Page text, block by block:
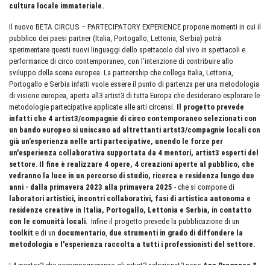
cultura locale immateriale.
Il nuovo BETA CIRCUS – PARTECIPATORY EXPERIENCE propone momenti in cui il
pubblico dei paesi partner (Italia, Portogallo, Lettonia, Serbia) potrà
sperimentare questi nuovi linguaggi dello spettacolo dal vivo in spettacoli e
performance di circo contemporaneo, con l’intenzione di contribuire allo
sviluppo della scena europea. La partnership che collega Italia, Lettonia,
Portogallo e Serbia infatti vuole essere il punto di partenza per una metodologia
di visione europea, aperta all3 artist3 di tutta Europa che desiderano esplorare le
metodologie partecipative applicate alle arti circensi. Il progetto prevede
infatti che 4 artist3/compagnie di circo contemporaneo selezionati con
un bando europeo si uniscano ad altrettanti artst3/compagnie locali con
già un’esperienza nelle arti partecipative, unendo le forze per
un'esperienza collaborativa supportata da 4 mentori, artist3 esperti del
settore. Il fine è realizzare 4 opere, 4 creazioni aperte al pubblico, che
vedranno la luce in un percorso di studio, ricerca e residenza lungo due
anni - dalla primavera 2023 alla primavera 2025 - che si compone di
laboratori artistici, incontri collaborativi, fasi di artistica autonoma e
residenze creative in Italia, Portogallo, Lettonia e Serbia, in contatto
con le comunità locali. Infine il progetto prevede la pubblicazione di un
toolkit e di un documentario, due strumenti in grado di diffondere la
metodologia e l'esperienza raccolta a tutti i professionisti del settore.